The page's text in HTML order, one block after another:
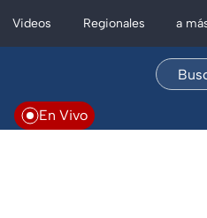
Videos Regionales a
En Vivo